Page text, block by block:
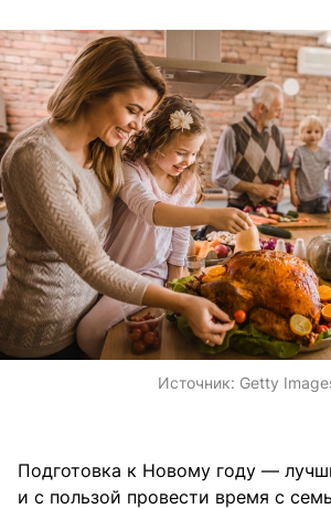
Источник: Getty
Подготовка к Новому году —
и с пользой провести время с